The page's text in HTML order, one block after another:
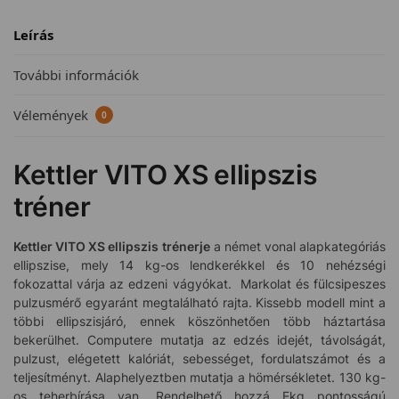
Leírás
További információk
Vélemények 0
Kettler VITO XS ellipszis
tréner
Kettler VITO XS ellipszis trénerjea német vonal alapkategóriás
ellipszise, mely 14 kg-os lendkerékkel és 10 nehézségi
fokozattal várja az edzeni vágyókat. Markolat és fülcsipeszes
pulzusmérő egyaránt megtalálható rajta. Kissebb modell mint a
többi ellipszisjáró, ennek köszönhetően több háztartása
bekerülhet. Computere mutatja az edzés idejét, távolságát,
pulzust, elégetett kalóriát, sebességet, fordulatszámot és a
teljesítményt. Alaphelyeztben mutatja a hömérsékletet. 130 kg-
os teherbírása van. Rendelhető hozzá Ekg pontosságú